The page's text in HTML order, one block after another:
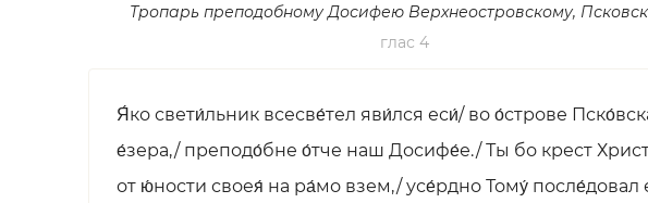
Тропарь преподобному Досифею Верхнеостровскому,
глас 4
Я́ко свети́льник всесве́тел яви́лся еси́/ во о́строве
е́зера,/ преподо́бне о́тче наш Досифе́е./ Ты бо крест
от ю́ности своея́ на ра́мо взем,/ усе́рдно Тому́ после́довал